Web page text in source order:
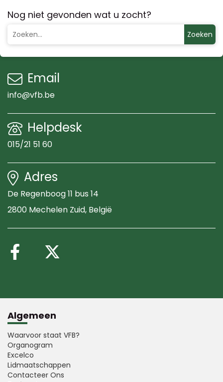
Nog niet gevonden wat u zocht?
Zoeken
Email
info@vfb.be
Helpdesk
015/21 51 60
Adres
De Regenboog 11 bus 14
2800 Mechelen Zuid, België
Volg ons op Facebook
Algemeen
Waarvoor staat VFB?
Organogram
Excelco
Lidmaatschappen
Contacteer Ons